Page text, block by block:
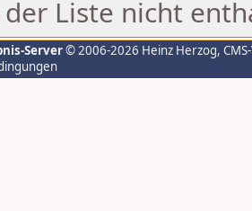
Liste nicht
Server© 2006-2026 Heinz Herzog,